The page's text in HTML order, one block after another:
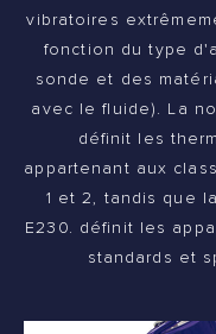
vibratoires
fonction du type
sonde et des
avec le fluide). La
définit les
appartenant aux
1 et 2, tandis que
E230. définit les
standards et